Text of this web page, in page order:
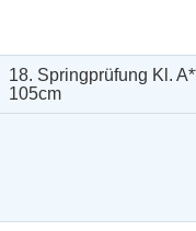
18. Springprüfung Kl.
105cm